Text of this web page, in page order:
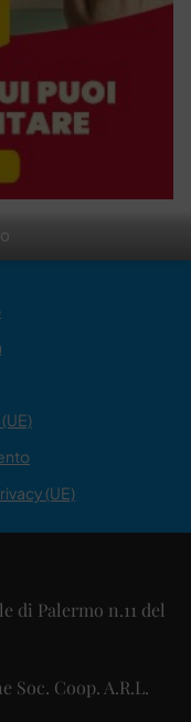
(UE)
di Palermo n.11 del
Coop. A.R.L.